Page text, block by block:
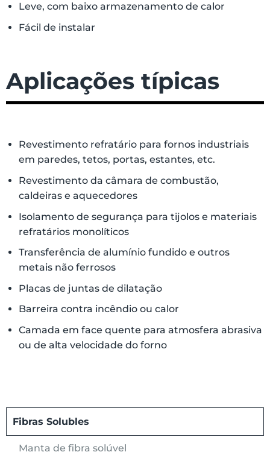
Fibras Solubles
Manta de fibra solúvel
Leve, com baixo armazenamento de calor
Fácil de instalar
Aplicações típicas
Revestimento refratário para fornos industriais
em paredes, tetos, portas, estantes, etc.
Revestimento da câmara de combustão,
caldeiras e aquecedores
Isolamento de segurança para tijolos e materiais
refratários monolíticos
Transferência de alumínio fundido e outros
metais não ferrosos
Placas de juntas de dilatação
Barreira contra incêndio ou calor
Camada em face quente para atmosfera abrasiva
ou de alta velocidade do forno